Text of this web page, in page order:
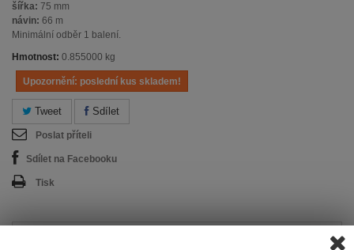
šířka: 75 mm
návin: 66 m
Minimální odběr 1 balení.
Hmotnost: 0.855000 kg
Upozornění: poslední kus skladem!
Tweet Sdílet
Poslat příteli
Sdílet na Facebooku
Tisk